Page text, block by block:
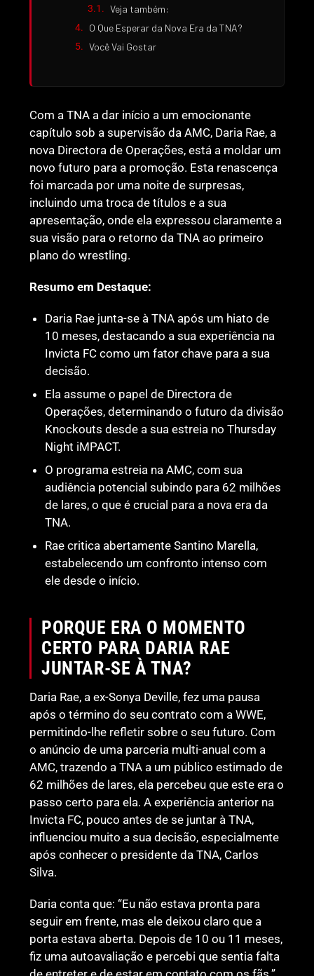
Veja também:
O Que Esperar da Nova Era da TNA?
Você Vai Gostar
Com a TNA a dar início a um emocionante
capítulo sob a supervisão da AMC, Daria Rae, a
nova Directora de Operações, está a moldar um
novo futuro para a promoção. Esta renascença
foi marcada por uma noite de surpresas,
incluindo uma troca de títulos e a sua
apresentação, onde ela expressou claramente a
sua visão para o retorno da TNA ao primeiro
plano do wrestling.
Resumo em Destaque:
Daria Rae junta-se à TNA após um hiato de
10 meses, destacando a sua experiência na
Invicta FC como um fator chave para a sua
decisão.
Ela assume o papel de Directora de
Operações, determinando o futuro da divisão
Knockouts desde a sua estreia no Thursday
Night iMPACT.
O programa estreia na AMC, com sua
audiência potencial subindo para 62 milhões
de lares, o que é crucial para a nova era da
TNA.
Rae critica abertamente Santino Marella,
estabelecendo um confronto intenso com
ele desde o início.
PORQUE ERA O MOMENTO
CERTO PARA DARIA RAE
JUNTAR-SE À TNA?
Daria Rae, a ex-Sonya Deville, fez uma pausa
após o término do seu contrato com a WWE,
permitindo-lhe refletir sobre o seu futuro. Com
o anúncio de uma parceria multi-anual com a
AMC, trazendo a TNA a um público estimado de
62 milhões de lares, ela percebeu que este era o
passo certo para ela. A experiência anterior na
Invicta FC, pouco antes de se juntar à TNA,
influenciou muito a sua decisão, especialmente
após conhecer o presidente da TNA, Carlos
Silva.
Daria conta que: “Eu não estava pronta para
seguir em frente, mas ele deixou claro que a
porta estava aberta. Depois de 10 ou 11 meses,
fiz uma autoavaliação e percebi que sentia falta